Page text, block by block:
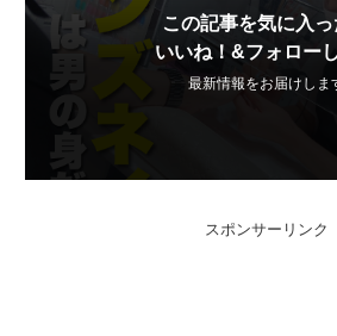
この記事を気に入っ
いいね！&フォロー
最新情報をお届けしま
スポンサーリンク